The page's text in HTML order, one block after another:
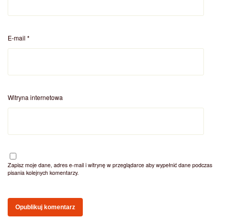
E-mail *
Witryna internetowa
Zapisz moje dane, adres e-mail i witrynę w przeglądarce aby wypełnić dane podczas
pisania kolejnych komentarzy.